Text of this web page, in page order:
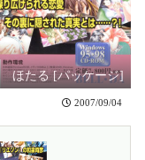
ほたる [パッケージ]
2007/09/04